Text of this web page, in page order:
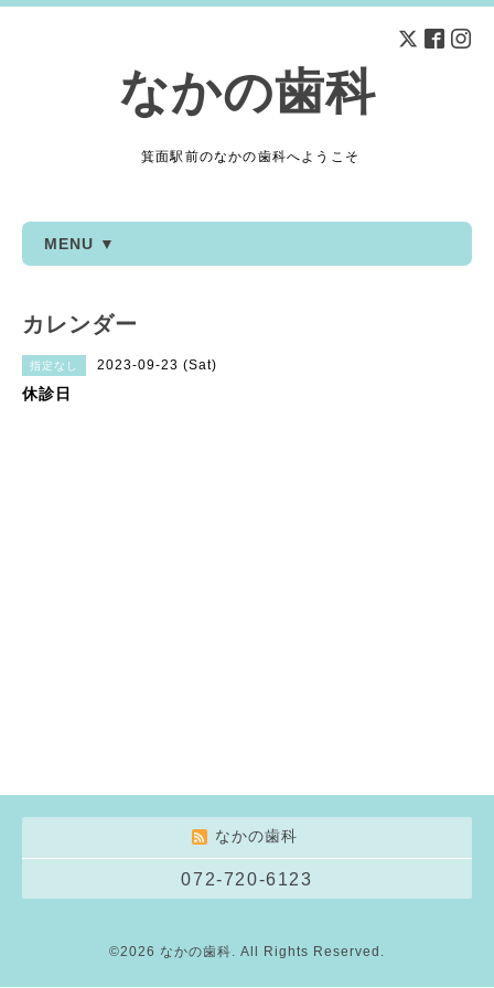
なかの歯科
箕面駅前のなかの歯科へようこそ
MENU ▼
カレンダー
指定なし 2023-09-23 (Sat)
休診日
なかの歯科
072-720-6123
©2026 なかの歯科. All Rights Reserved.